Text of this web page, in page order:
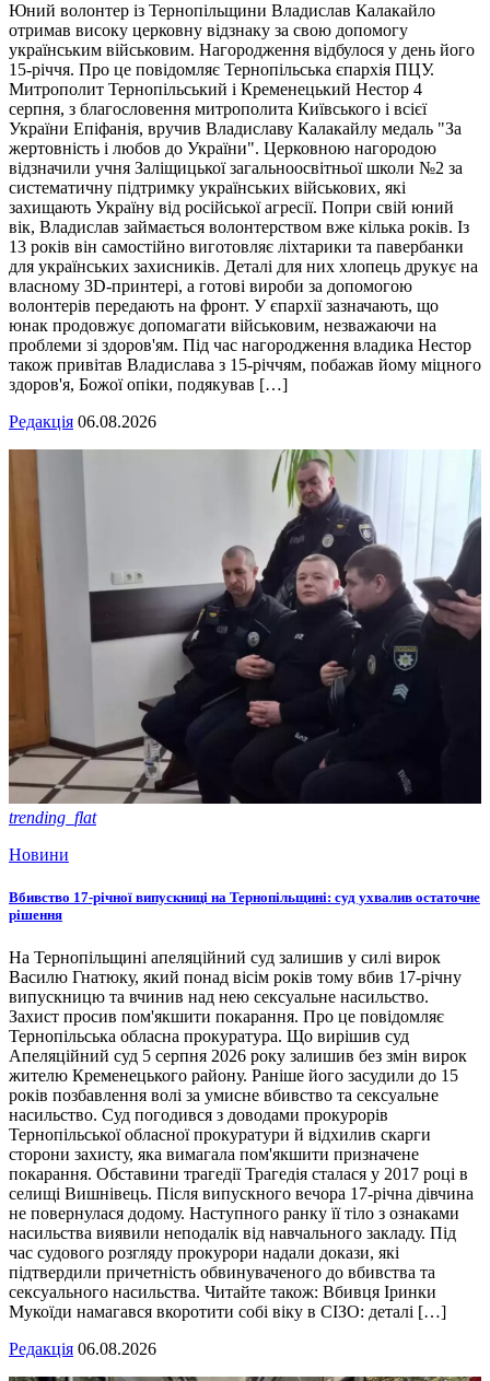
Юний волонтер із Тернопільщини Владислав Калакайло
отримав високу церковну відзнаку за свою допомогу
українським військовим. Нагородження відбулося у день його
15-річчя. Про це повідомляє Тернопільська єпархія ПЦУ.
Митрополит Тернопільський і Кременецький Нестор 4
серпня, з благословення митрополита Київського і всієї
України Епіфанія, вручив Владиславу Калакайлу медаль "За
жертовність і любов до України". Церковною нагородою
відзначили учня Заліщицької загальноосвітньої школи №2 за
систематичну підтримку українських військових, які
захищають Україну від російської агресії. Попри свій юний
вік, Владислав займається волонтерством вже кілька років. Із
13 років він самостійно виготовляє ліхтарики та павербанки
для українських захисників. Деталі для них хлопець друкує на
власному 3D-принтері, а готові вироби за допомогою
волонтерів передають на фронт. У єпархії зазначають, що
юнак продовжує допомагати військовим, незважаючи на
проблеми зі здоров'ям. Під час нагородження владика Нестор
також привітав Владислава з 15-річчям, побажав йому міцного
здоров'я, Божої опіки, подякував […]
Редакція 06.08.2026
trending_flat
Новини
Вбивство 17-річної випускниці на Тернопільщині: суд ухвалив остаточне
рішення
На Тернопільщині апеляційний суд залишив у силі вирок
Василю Гнатюку, який понад вісім років тому вбив 17-річну
випускницю та вчинив над нею сексуальне насильство.
Захист просив пом'якшити покарання. Про це повідомляє
Тернопільська обласна прокуратура. Що вирішив суд
Апеляційний суд 5 серпня 2026 року залишив без змін вирок
жителю Кременецького району. Раніше його засудили до 15
років позбавлення волі за умисне вбивство та сексуальне
насильство. Суд погодився з доводами прокурорів
Тернопільської обласної прокуратури й відхилив скарги
сторони захисту, яка вимагала пом'якшити призначене
покарання. Обставини трагедії Трагедія сталася у 2017 році в
селищі Вишнівець. Після випускного вечора 17-річна дівчина
не повернулася додому. Наступного ранку її тіло з ознаками
насильства виявили неподалік від навчального закладу. Під
час судового розгляду прокурори надали докази, які
підтвердили причетність обвинуваченого до вбивства та
сексуального насильства. Читайте також: Вбивця Іринки
Мукоїди намагався вкоротити собі віку в СІЗО: деталі […]
Редакція 06.08.2026